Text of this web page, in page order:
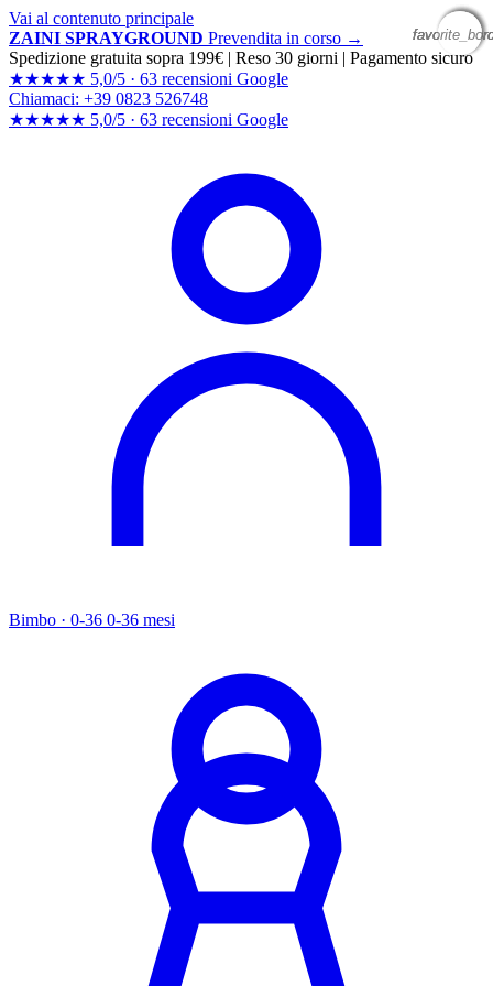
Vai al contenuto principale
ZAINI SPRAYGROUND Prevendita in corso →
Spedizione gratuita sopra 199€ | Reso 30 giorni | Pagamento sicuro
★★★★★ 5,0/5 · 63 recensioni Google
Chiamaci: +39 0823 526748
★★★★★ 5,0/5 · 63 recensioni Google
Bimbo · 0-36 0-36 mesi